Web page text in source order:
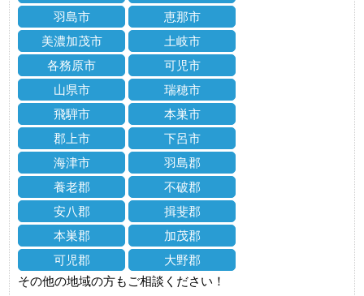
羽島市
恵那市
美濃加茂市
土岐市
各務原市
可児市
山県市
瑞穂市
飛騨市
本巣市
郡上市
下呂市
海津市
羽島郡
養老郡
不破郡
安八郡
揖斐郡
本巣郡
加茂郡
可児郡
大野郡
その他の地域の方もご相談ください！